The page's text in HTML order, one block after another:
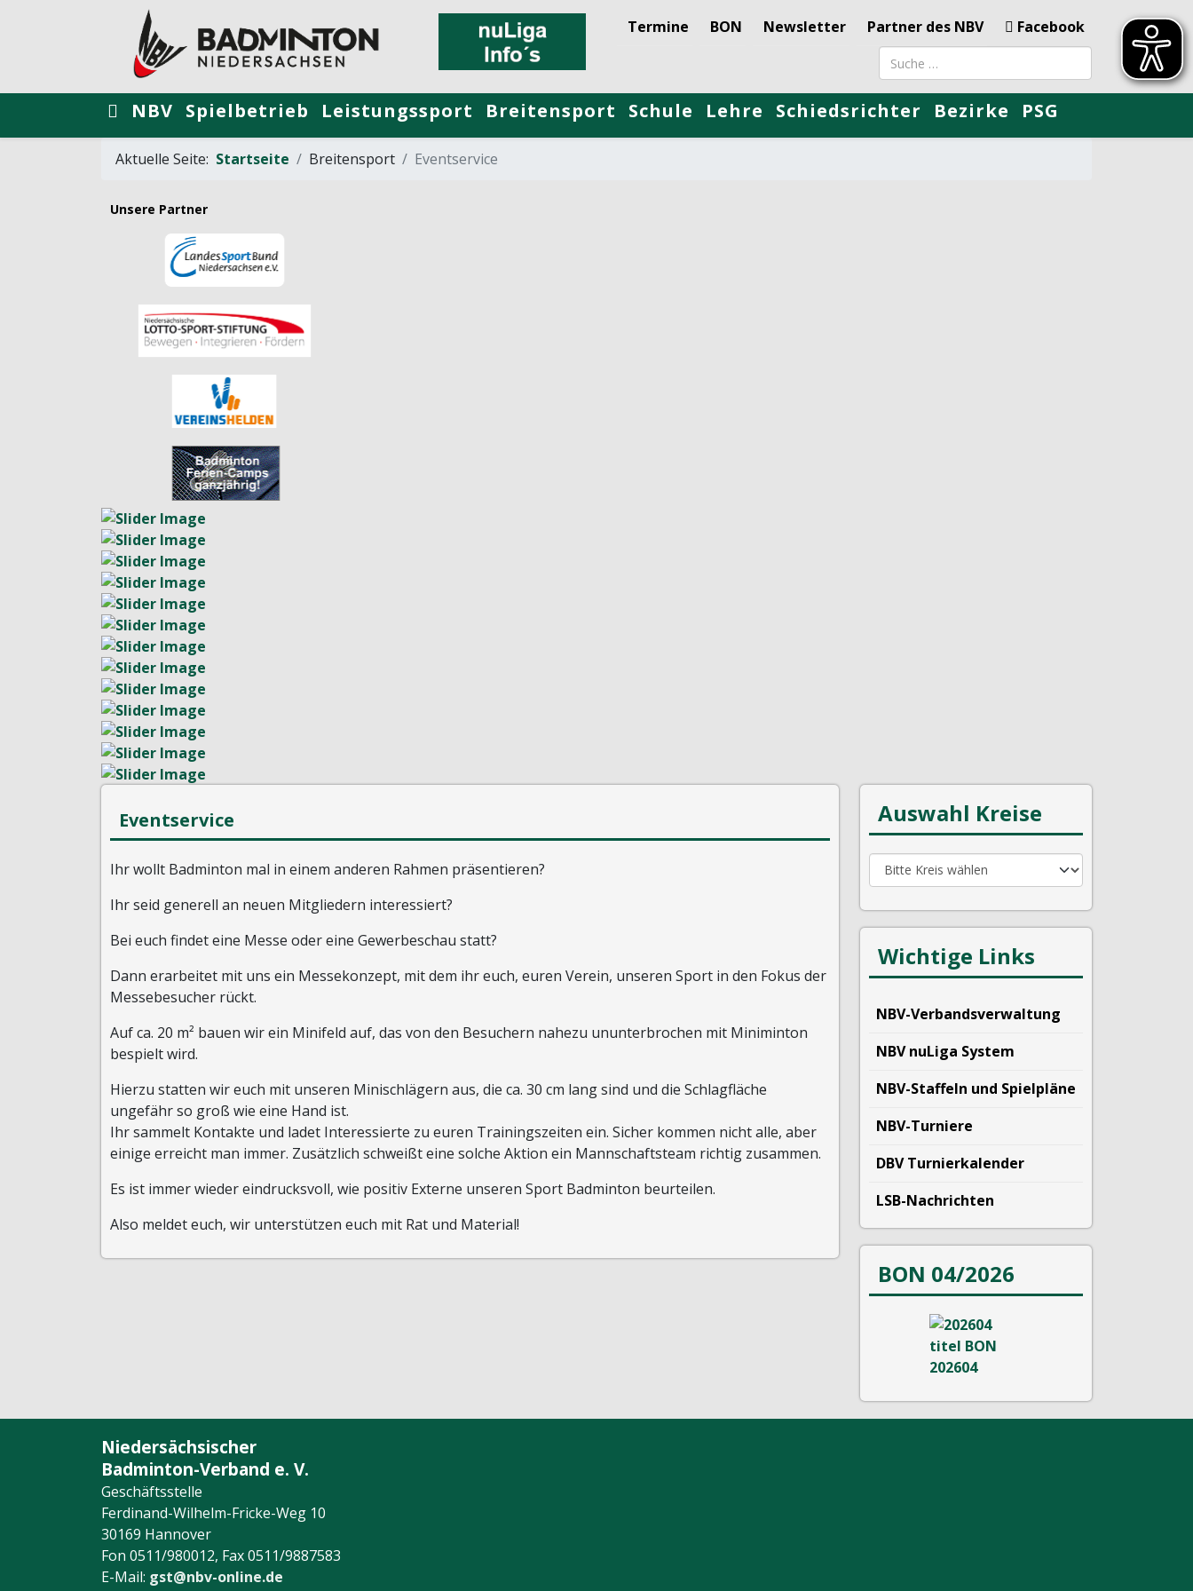
Termine BON Newsletter Partner des NBV
Facebook
Suchbegriff
NBV Spielbetrieb Leistungssport Breitensport Schule Lehre Schiedsrichter Bezirke PSG
Aktuelle Seite: Startseite Breitensport Eventservice
Unsere Partner
Eventservice
Ihr wollt Badminton mal in einem anderen Rahmen präsentieren?
Ihr seid generell an neuen Mitgliedern interessiert?
Bei euch findet eine Messe oder eine Gewerbeschau statt?
Dann erarbeitet mit uns ein Messekonzept, mit dem ihr euch, euren Verein, unseren Sport in den Fokus der
Messebesucher rückt.
Auf ca. 20 m² bauen wir ein Minifeld auf, das von den Besuchern nahezu ununterbrochen mit Miniminton
bespielt wird.
Hierzu statten wir euch mit unseren Minischlägern aus, die ca. 30 cm lang sind und die Schlagfläche
ungefähr so groß wie eine Hand ist.
Ihr sammelt Kontakte und ladet Interessierte zu euren Trainingszeiten ein. Sicher kommen nicht alle, aber
einige erreicht man immer. Zusätzlich schweißt eine solche Aktion ein Mannschaftsteam richtig zusammen.
Es ist immer wieder eindrucksvoll, wie positiv Externe unseren Sport Badminton beurteilen.
Also meldet euch, wir unterstützen euch mit Rat und Material!
Auswahl Kreise
Wichtige Links
NBV-Verbandsverwaltung
NBV nuLiga System
NBV-Staffeln und Spielpläne
NBV-Turniere
DBV Turnierkalender
LSB-Nachrichten
BON 04/2026
Niedersächsischer
Badminton-Verband e. V.
Geschäftsstelle
Ferdinand-Wilhelm-Fricke-Weg 10
30169 Hannover
Fon 0511/980012, Fax 0511/9887583
E-Mail: gst@nbv-online.de